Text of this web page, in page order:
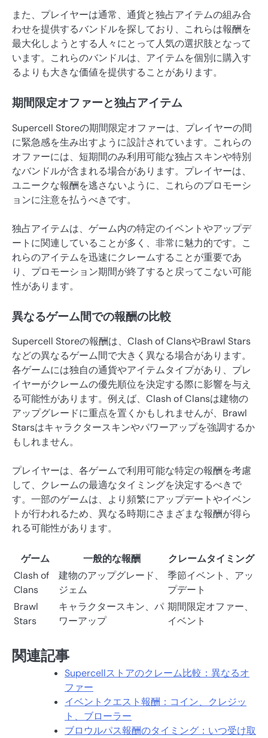
また、プレイヤーは通常、通貨と独占アイテムの組み合
わせを提供するバンドルを探しており、これらは報酬を
最大化しようとする人々にとって人気の選択肢となって
います。これらのバンドルは、アイテムを個別に購入す
るよりも大きな価値を提供することがあります。
期間限定オファーと独占アイテム
Supercell Storeの期間限定オファーは、プレイヤーの間
に緊急感を生み出すように設計されています。これらの
オファーには、短期間のみ利用可能な独占スキンや特別
なバンドルが含まれる場合があります。プレイヤーは、
ユニークな報酬を逃さないように、これらのプロモーシ
ョンに注意を払うべきです。
独占アイテムは、ゲーム内の特定のイベントやアップデ
ートに関連していることが多く、非常に魅力的です。こ
れらのアイテムを迅速にクレームすることが重要であ
り、プロモーション期間が終了すると戻ってこない可能
性があります。
異なるゲーム間での報酬の比較
Supercell Storeの報酬は、Clash of ClansやBrawl Stars
などの異なるゲーム間で大きく異なる場合があります。
各ゲームには独自の通貨やアイテムタイプがあり、プレ
イヤーがクレームの優先順位を決定する際に影響を与え
る可能性があります。例えば、Clash of Clansは建物の
アップグレードに重点を置くかもしれませんが、Brawl
Starsはキャラクタースキンやパワーアップを強調するか
もしれません。
プレイヤーは、各ゲームで利用可能な特定の報酬を考慮
して、クレームの最適なタイミングを決定するべきで
す。一部のゲームは、より頻繁にアップデートやイベン
トが行われるため、異なる時期にさまざまな報酬が得ら
れる可能性があります。
ゲーム 一般的な報酬
クレームタイミング
Clash of
Clans
建物のアップグレード、
ジェム
季節イベント、アッ
プデート
Brawl
Stars
キャラクタースキン、パ
ワーアップ
期間限定オファー、
イベント
関連記事
Supercellストアのクレーム比較：異なるオ
ファー
イベントクエスト報酬：コイン、クレジッ
ト、ブローラー
ブロウルパス報酬のタイミング：いつ受け取